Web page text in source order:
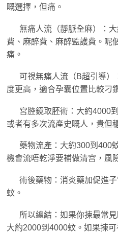
嘅選擇，但痛。
無痛人流（靜脈全麻）：
費、麻醉費、麻醉監護費。呢
痛。
可視無痛人流（B超引導
度更高，適合孕囊位置比較刁
宮腔鏡取胚術：大約4000
或者有多次流產史嘅人，貴但
藥物流產：大約300到400
機會流唔乾淨要補做清宫，風
術後藥物：消炎藥加促進
蚊。
所以總結：如果你揀最常
大約2000到4000蚊。如果揀